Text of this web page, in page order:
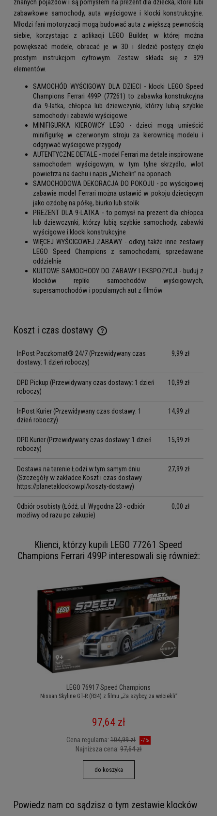
znanych pojazdów i są pomysłem na prezent dla dziecka, które lubi
zabawkowe samochody, auta wyścigowe i klocki konstrukcyjne.
Młodzi fani motoryzacji mogą budować auta z większą pewnością
siebie, korzystając z aplikacji LEGO Builder, w której można
powiększać modele, obracać je w 3D i śledzić postępy dzięki
prostym instrukcjom cyfrowym. Zestaw składa się z 329
elementów.
SAMOCHÓD WYŚCIGOWY DLA DZIECI - klocki LEGO Speed
Champions Ferrari 499P (77261) to zabawka konstrukcyjna
dla 9-latka, chłopca lub dziewczynki, którzy lubią szybkie
samochody i zabawki wyścigowe
MINIFIGURKA KIEROWCY LEGO - dzieci mogą umieścić
minifigurkę w czerwonym stroju za kierownicą modelu i
odgrywać wyścigowe przygody
AUTENTYCZNE DETALE - model Ferrari ma detale inspirowane
samochodem wyścigowym, w tym tylne skrzydło, wlot
powietrza na dachu i napis „Michelin” na oponach
SAMOCHODOWA DEKORACJA DO POKOJU - po wyścigowej
zabawie model Ferrari można ustawić w pokoju dziecięcym
jako ozdobę na półkę, biurko lub stolik
PREZENT DLA 9-LATKA - to pomysł na prezent dla chłopca
lub dziewczynki, którzy lubią szybkie samochody, zabawki
wyścigowe i klocki konstrukcyjne
WIĘCEJ WYŚCIGOWEJ ZABAWY - odkryj także inne zestawy
LEGO Speed Champions z samochodami, sprzedawane
oddzielnie
KULTOWE SAMOCHODY DO ZABAWY I EKSPOZYCJI - buduj z
klocków repliki samochodów wyścigowych,
supersamochodów i popularnych aut z filmów
Koszt i czas dostawy
Cena nie zawiera ewentualnych kosztów płatności
InPost Paczkomat® 24/7 (Przewidywany czas
dostawy: 1 dzień roboczy)
9,99 zł
DPD Pickup (Przewidywany czas dostawy: 1 dzień
roboczy)
10,99 zł
InPost Kurier (Przewidywany czas dostawy: 1
dzień roboczy)
14,99 zł
DPD Kurier (Przewidywany czas dostawy: 1 dzień
roboczy)
15,99 zł
Dostawa na terenie Łodzi w tym samym dniu
(Szczegóły w zakładce Koszt i czas dostawy
https://planetaklockow.pl/koszty-dostawy)
27,99 zł
Odbiór osobisty (Łódź, ul. Wygodna 23 - odbiór
możliwy od razu po zakupie)
0,00 zł
Klienci, którzy kupili LEGO 77261 Speed
Champions Ferrari 499P interesowali się również:
LEGO 76917 Speed Champions
Nissan Skyline GT-R (R34) z filmu „Za szybcy, za wściekli”
97,64 zł
Cena regularna: 104,99 zł -7%
Najniższa cena:97,64 zł
do koszyka
Powiedz nam co sądzisz o tym zestawie klocków